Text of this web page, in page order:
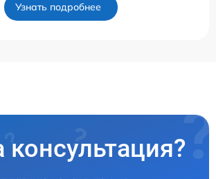
Узнать подробнее